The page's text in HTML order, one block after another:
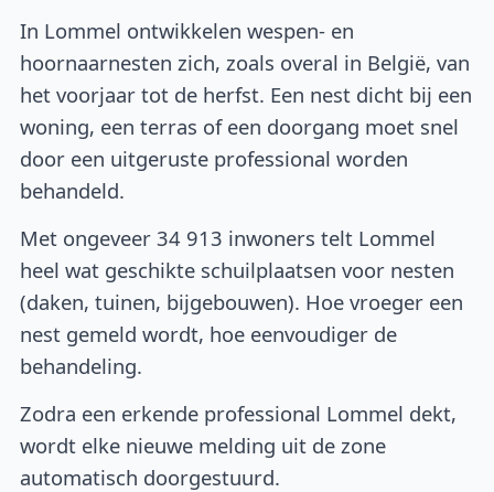
In Lommel ontwikkelen wespen- en
hoornaarnesten zich, zoals overal in België, van
het voorjaar tot de herfst. Een nest dicht bij een
woning, een terras of een doorgang moet snel
door een uitgeruste professional worden
behandeld.
Met ongeveer 34 913 inwoners telt Lommel
heel wat geschikte schuilplaatsen voor nesten
(daken, tuinen, bijgebouwen). Hoe vroeger een
nest gemeld wordt, hoe eenvoudiger de
behandeling.
Zodra een erkende professional Lommel dekt,
wordt elke nieuwe melding uit de zone
automatisch doorgestuurd.